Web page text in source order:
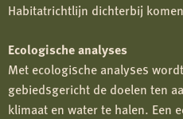
Habitatrichtlijn dichterbij
Ecologische analyses
Met ecologische analyses
gebiedsgericht de doelen ten
klimaat en water te halen. Een